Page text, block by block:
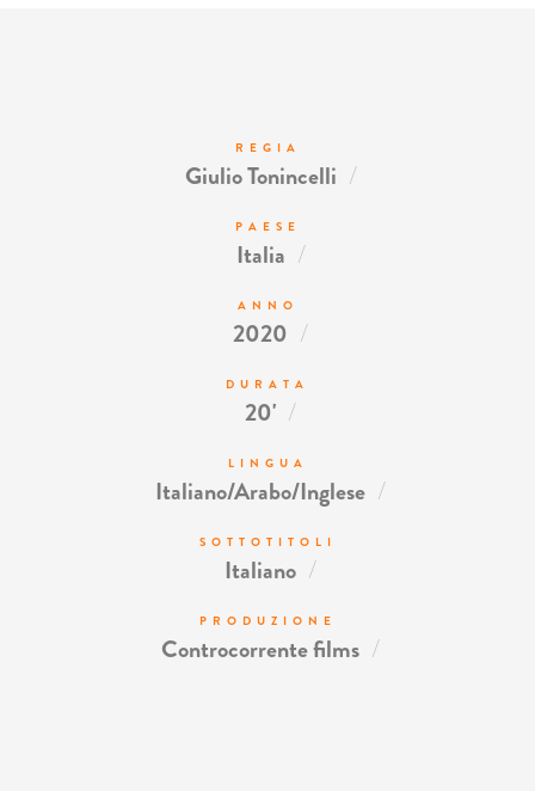
REGIA
Giulio Tonincelli /
PAESE
Italia /
ANNO
2020 /
DURATA
20' /
LINGUA
Italiano/Arabo/Inglese /
SOTTOTITOLI
Italiano /
PRODUZIONE
Controcorrente films /